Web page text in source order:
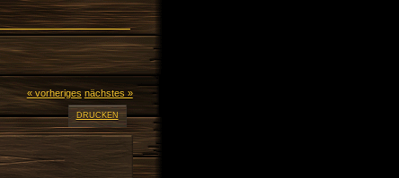
« vorheriges nächstes »
DRUCKEN